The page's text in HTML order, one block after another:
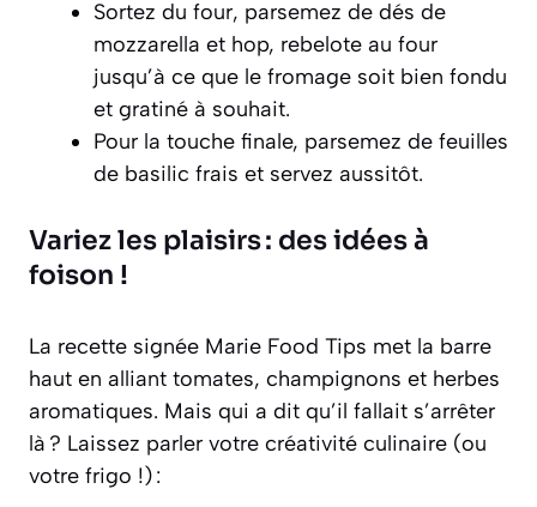
Sortez du four, parsemez de dés de
mozzarella et hop, rebelote au four
jusqu’à ce que le fromage soit bien fondu
et gratiné à souhait.
Pour la touche finale, parsemez de feuilles
de basilic frais et servez aussitôt.
Variez les plaisirs : des idées à
foison !
La recette signée Marie Food Tips met la barre
haut en alliant tomates, champignons et herbes
aromatiques. Mais qui a dit qu’il fallait s’arrêter
là ? Laissez parler votre créativité culinaire (ou
votre frigo !) :